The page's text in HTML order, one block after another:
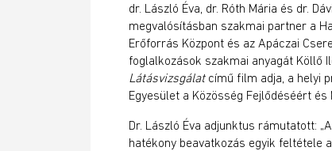
dr. László Éva, dr. Róth Mária és dr.
megvalósításban szakmai partner a
Erőforrás Központ és az Apáczai
foglalkozások szakmai anyagát Köllő
Látásvizsgálatcímű film adja, a helyi
Egyesület a Közösség Fejlődéséért
Dr. László Éva adjunktus rámutatott:
hatékony beavatkozás egyik feltétele